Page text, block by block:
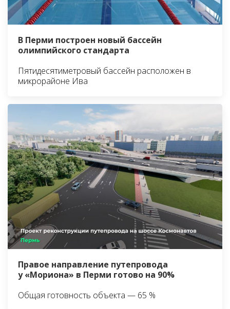
В Перми построен новый бассейн
олимпийского стандарта
Пятидесятиметровый бассейн расположен в
микрорайоне Ива
Правое направление путепровода
у «Мориона» в Перми готово на 90%
Общая готовность объекта — 65 %